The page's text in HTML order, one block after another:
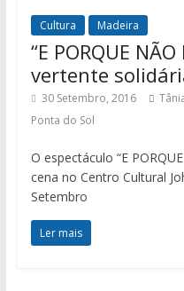
Cultura Madeira
“E PORQUE
vertente
30 Setembro, 2016
Ponta do Sol
O espectáculo “E
cena no Centro Cultural
Setembro
Ler mais